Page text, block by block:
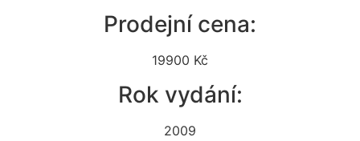
Prodejní cena:
19900 Kč
Rok vydání:
2009